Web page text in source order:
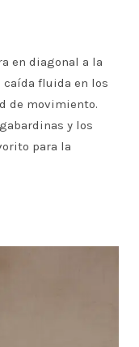
en diagonal a la
caída fluida en los
de movimiento.
y los
para la